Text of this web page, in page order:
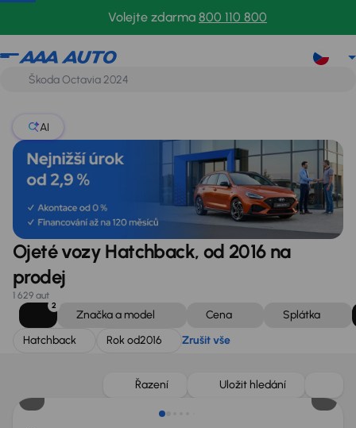
Volejte zdarma 800 110 800
Hatchback
AI
Ojeté vozy Hatchback, od 2016 na
prodej
1 629 aut
2
Značka a model Cena
Splátka
Hatchback
Rok od2016 Zrušit vše
Řazení Uložit hledání
Zlevněno o 75 000 Kč